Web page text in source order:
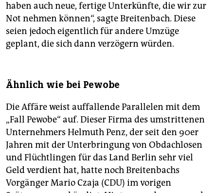
haben auch neue, fertige Unterkünfte, die wir zur
Not nehmen können“, sagte Breitenbach. Diese
seien jedoch eigentlich für andere Umzüge
geplant, die sich dann verzögern würden.
Ähnlich wie bei Pewobe
Die Affäre weist auffallende Parallelen mit dem
„Fall Pewobe“ auf. Dieser Firma des umstrittenen
Unternehmers Helmuth Penz, der seit den 90er
Jahren mit der Unterbringung von Obdachlosen
und Flüchtlingen für das Land Berlin sehr viel
Geld verdient hat, hatte noch Breitenbachs
Vorgänger Mario Czaja (CDU) im vorigen